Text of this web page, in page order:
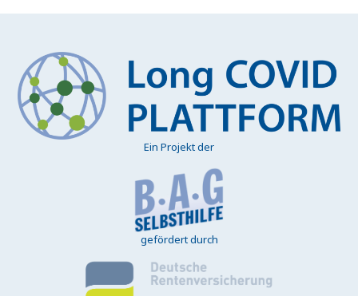
Ein Projekt der
gefördert durch